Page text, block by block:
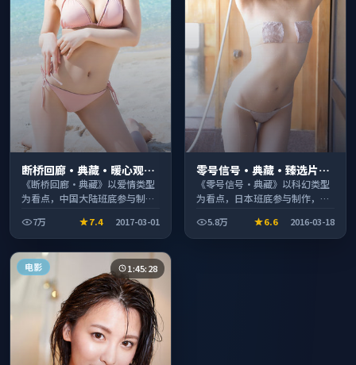
断桥回廊·典藏·暖心观影
季口碑发酵持续升温
《断桥回廊·典藏》以爱情类型
为看点，中国大陆班底参与制
休闲时段观看。
7万 7.4 2017-03-01
零号信号·典藏·臻选片单
推荐画质清晰观看流畅
《零号信号·典藏》以科幻类型
为看点，日本班底参与制作，叙
段观看。
5.8万 6.6 2016-03-18
电影 1:45:28